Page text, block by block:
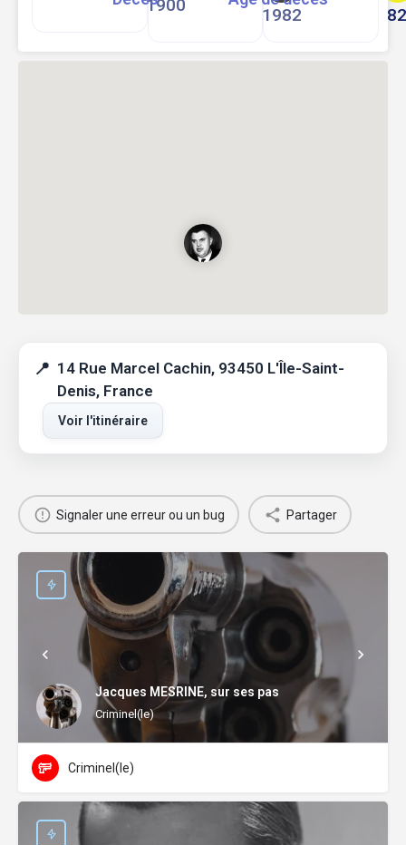
1900 1982
14 Rue Marcel Cachin, 93450 L'Île-Saint-
Denis, France
Voir l'itinéraire
Signaler une erreur ou un bug Partager
Jacques MESRINE, sur ses pas
Criminel(le)
Criminel(le)